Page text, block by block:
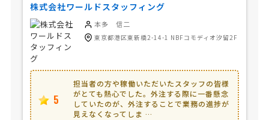
株式会社ワールドスタッフィング
本多 信二
東京都港区東新橋2-14-1 NBFコモディオ汐留2F
5
担当者の方や稼働いただいたスタッフの皆様
がとても熱心でした。外注する際に一番懸念
していたのが、外注することで業務の進捗が
見えなくなってしま …